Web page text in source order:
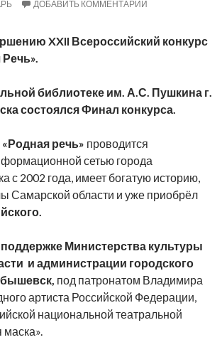
ДОБАВИТЬ КОММЕНТАРИЙ
XXII Всероссийский конкурс
библиотеке им. А.С. Пушкина г.
состоялся Финал конкурса.
речь» проводится
сетью города
с 2002 года, имеет богатую историю,
Самарской области и уже приобрёл
Министерства культуры
и администрации городского
под патронатом Владимира
артиста Российской Федерации,
национальной театральной
маска».